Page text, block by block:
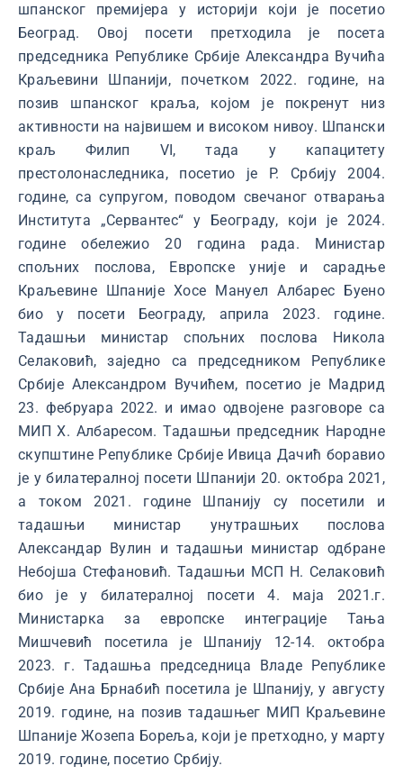
шпанског премијера у историји који је посетио
Београд. Овој посети претходила је посета
председника Републике Србије Александра Вучића
Краљевини Шпанији, почетком 2022. године, на
позив шпанског краља, којом је покренут низ
активности на највишем и високом нивоу. Шпански
краљ Филип VI, тада у капацитету
престолонаследника, посетио је Р. Србију 2004.
године, са супругом, поводом свечаног отварања
Института „Сервантес“ у Београду, који је 2024.
године обележио 20 година рада. Министар
спољних послова, Европске уније и сарадње
Краљевине Шпаније Хосе Мануел Албарес Буено
био у посети Београду, априла 2023. године.
Тадашњи министар спољних послова Никола
Селаковић, заједно са председником Републике
Србије Александром Вучићем, посетио је Мадрид
23. фебруара 2022. и имао одвојене разговоре са
МИП Х. Албаресом. Тадашњи председник Народне
скупштине Републике Србије Ивица Дачић боравио
је у билатералној посети Шпанији 20. октобра 2021,
а током 2021. године Шпанију су посетили и
тадашњи министар унутрашњих послова
Александар Вулин и тадашњи министар одбране
Небојша Стефановић. Тадашњи МСП Н. Селаковић
био је у билатералној посети 4. маја 2021.г.
Министарка за европске интеграције Тања
Мишчевић посетила је Шпанију 12-14. октобра
2023. г. Тадашња председница Владе Републике
Србије Ана Брнабић посетила је Шпанију, у августу
2019. године, на позив тадашњег МИП Краљевине
Шпаније Жозепа Бореља, који је претходно, у марту
2019. године, посетио Србију.